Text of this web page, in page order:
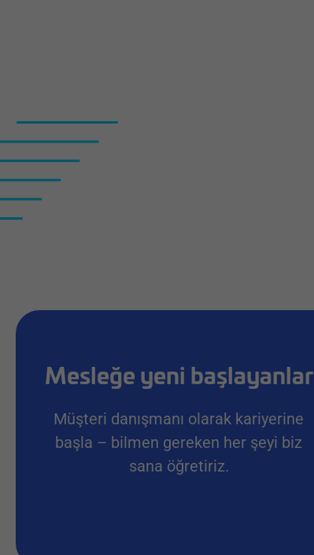
Mesleğe yeni başlayanlar
Müşteri danışmanı olarak kariyerine
başla – bilmen gereken her şeyi biz
sana öğretiriz.